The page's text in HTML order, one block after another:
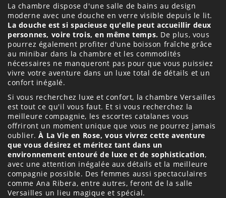
La chambre dispose d'une salle de bains au design
moderne avec une douche en verre visible depuis le lit.
La douche est si spacieuse qu'elle peut accueillir deux
personnes, voire trois, en même temps. De plus, vous
pourrez également profiter d'une boisson fraîche grâce
au minibar dans la chambre et les commodités
nécessaires ne manqueront pas pour que vous puissiez
vivre votre aventure dans un luxe total de détails et un
confort inégalé.
Si vous recherchez luxe et confort, la chambre Versailles
est tout ce qu'il vous faut. Et si vous recherchez la
meilleure compagnie, les escortes catalanes vous
offriront un moment unique que vous ne pourrez jamais
oublier.À La Vie en Rose, vous vivrez cette aventure
que vous désirez et méritez tant dans un
environnement entouré de luxe et de sophistication,
avec une attention inégalée aux détails et la meilleure
compagnie possible. Des femmes aussi spectaculaires
comme Ana Ribera, entre autres, feront de la salle
Versailles un lieu magique et spécial.